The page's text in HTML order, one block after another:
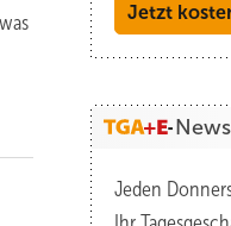
Jetzt
Jeden